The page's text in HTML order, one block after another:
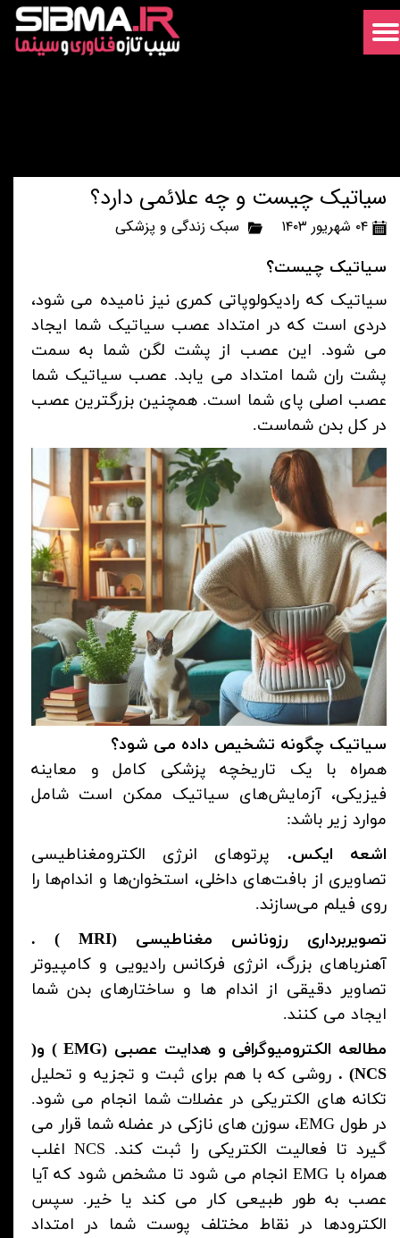
سیاتیک چیست و چه علائمی دارد؟
۰۴ شهریور ۱۴۰۳
سبک زندگی و پزشکی
سیاتیک چیست؟
سیاتیک که رادیکولوپاتی کمری نیز نامیده می شود،
دردی است که در امتداد عصب سیاتیک شما ایجاد
می شود. این عصب از پشت لگن شما به سمت
پشت ران شما امتداد می یابد. عصب سیاتیک شما
عصب اصلی پای شما است. همچنین بزرگترین عصب
در کل بدن شماست.
سیاتیک چگونه تشخیص داده می شود؟
همراه با یک تاریخچه پزشکی کامل و معاینه
فیزیکی، آزمایش‌های سیاتیک ممکن است شامل
موارد زیر باشد:
اشعه ایکس. پرتوهای انرژی الکترومغناطیسی
تصاویری از بافت‌های داخلی، استخوان‌ها و اندام‌ها را
روی فیلم می‌سازند.
تصویربرداری رزونانس مغناطیسی (MRI
) .
آهنرباهای بزرگ، انرژی فرکانس رادیویی و کامپیوتر
تصاویر دقیقی از اندام ها و ساختارهای بدن شما
ایجاد می کنند.
مطالعه الکترومیوگرافی و هدایت عصبی (EMG) و(
NCS
) . روشی که با هم برای ثبت و تجزیه و تحلیل
تکانه های الکتریکی در عضلات شما انجام می شود.
در طول EMG، سوزن های نازکی در عضله شما قرار می
گیرد تا فعالیت الکتریکی را ثبت کند. NCSاغلب
همراه با EMGانجام می شود تا مشخص شود که آیا
عصب به طور طبیعی کار می کند یا خیر. سپس
الکترودها در نقاط مختلف پوست شما در امتداد